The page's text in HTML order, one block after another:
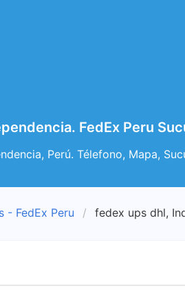
FedEx Peru
Perú. Télefono, Mapa,
- FedEx Peru fedex ups dhl,